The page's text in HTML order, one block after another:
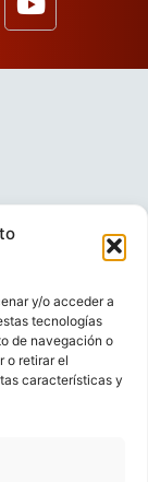
y/o acceder a
tecnologías
de navegación o
o retirar el
características y